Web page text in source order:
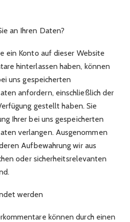
an Ihren Daten?
ein Konto auf dieser Website
hinterlassen haben, können
uns gespeicherten
anfordern, einschließlich der
gestellt haben. Sie
Ihrer bei uns gespeicherten
verlangen. Ausgenommen
Aufbewahrung wir aus
oder sicherheitsrelevanten
werden
können durch einen